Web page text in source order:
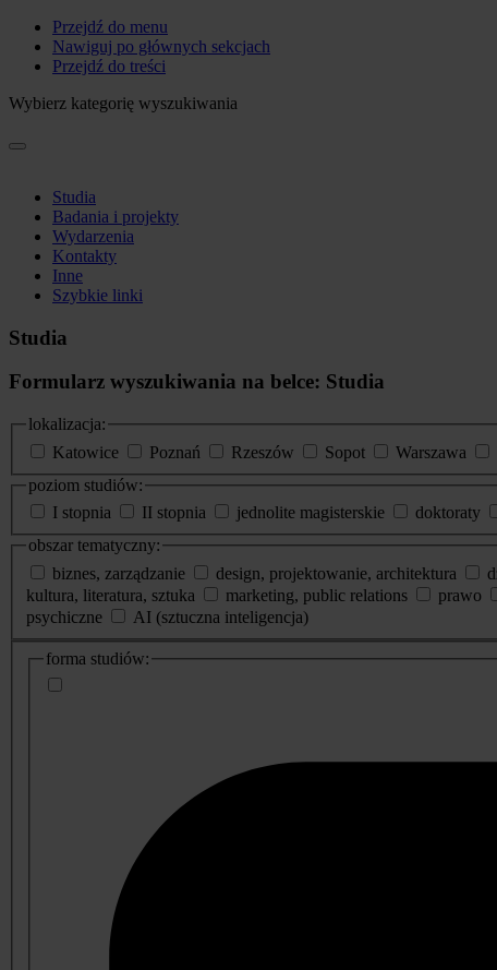
Przejdź do menu
Nawiguj po głównych sekcjach
Przejdź do treści
Wybierz kategorię wyszukiwania
Studia
Badania i projekty
Wydarzenia
Kontakty
Inne
Szybkie linki
Studia
Formularz wyszukiwania na belce: Studia
lokalizacja:
Katowice
Poznań Rzeszów Sopot Warszawa
poziom studiów:
I stopnia
II stopnia jednolite magisterskie doktoraty
obszar tematyczny:
biznes, zarządzanie
design, projektowanie, architektura
kultura, literatura, sztuka
marketing, public relations prawo
psychiczne
AI (sztuczna inteligencja)
dodatkowe
informacje
forma studiów: